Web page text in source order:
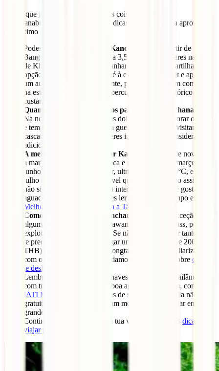
Agora que já conheces as principais coisas a fazer em
Kanchanaburi, aqui ficam algumas dicas para te ajudar a aproveitar
ao máximo a tua visita:
Podes
chegar facilmente a Kanchanaburi
a partir de
Banguecoque em cerca de 3 a 3,5 horas. Se estiveres na zona
de Khaosan Road, podes apanhar uma carrinha partilhada. A
opção mais económica é ir até à estação de Mochit e apanhar
um autocarro. Alternativamente, podes apanhar um comboio
na estação de Thonburi, um percurso bonito e histórico que te
custará apenas 100 THB.
Quantos dias são necessários para visitar Kanchanaburi?
Na nossa opinião, pelo menos dois. Um para explorar os sítios
e templos relacionados com a guerra e outro para visitar as
cascatas de Erawan. Se quiseres ir com calma, considera
adicionar mais um dia.
A melhor altura para visitar Kanchanaburi
é de novembro
a março, durante a estação seca e mais fresca. De março a
junho, pode fazer muito calor, ultrapassando os 40°C, e de
julho a outubro é mais provável que chova. Mesmo assim,
não significa que chova o dia inteiro, e poderás até gostar dos
aguaceiros refrescantes. Podes ler mais sobre o tempo em
Melhor altura para viajar para a Tailândia.
Como te deslocares em Kanchanaburi?
Com exceção de
algumas atividades, como Erawan ou o Hellfire Pass, podes
explorar Kanchanaburi a pé. Se não quiseres andar tanto, não
te preocupes, pois podes alugar uma mota (cerca de 200
THB) ou negociar com um songtaew. Para te familiarizares
com os transportes, recomendamos o nosso guia sobre como
te deslocares na Tailândia.
Lembra-te de que uma das chaves para viajar na Tailândia
com tranquilidade é ter uma boa apólice de viagem, como a
IATI Mochileiro.
Os cuidados de saúde na Tailândia não são
gratuitos e qualquer visita a um médico pode resultar em
grandes despesas.
Continua a preparar-te para a tua viagem com estas dicas para
viajar para a Tailândia.